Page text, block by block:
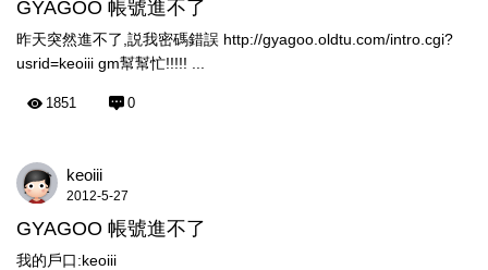
GYAGOO 帳號進不了
昨天突然進不了,説我密碼錯誤 http://gyagoo.oldtu.com/intro.cgi?
usrid=keoiii gm幫幫忙!!!!! ...
1851 0
keoiii
2012-5-27
GYAGOO 帳號進不了
我的戶口:keoiii